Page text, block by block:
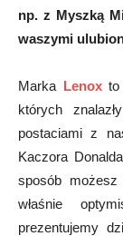
np. z Myszką
waszymi
Marka Lenox to
których
postaciami z
Kaczora
sposób
właśnie
prezentujemy